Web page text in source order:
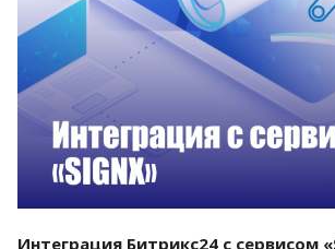
Смотреть проект
Интеграция Битрикс24 с сервисом